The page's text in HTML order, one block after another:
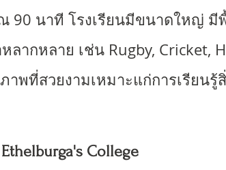
90 นาที โรงเรียนมีขนาดใหญ่ มี
ากหลาย เช่น Rugby, Cricket,
พที่สวยงามเหมาะแก่การเรียนรู้
College